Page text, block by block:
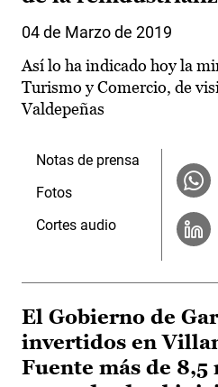
04 de Marzo de 2019
Así lo ha indicado hoy la
Turismo y Comercio, de
Valdepeñas
Notas de prensa
Fotos
Cortes audio
El Gobierno de
invertidos en
Fuente más de 8,5